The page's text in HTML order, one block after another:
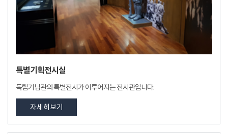
특별기획전시실
독립기념관의 특별전시가 이루어지는 전시관입니다.
자세히보기